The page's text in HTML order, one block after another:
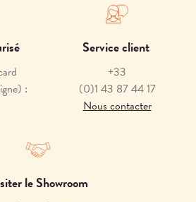
:
Service client
+33
(0)1 43 87 44 17
Nous contacter
le Showroom